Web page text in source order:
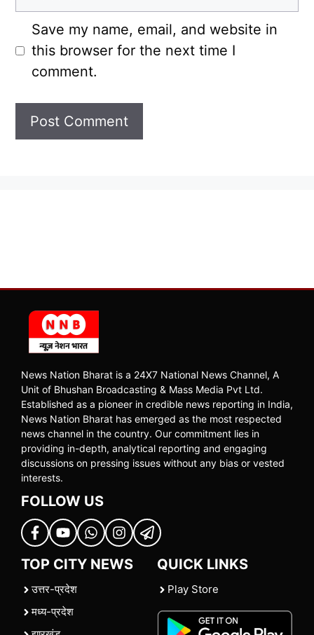
Save my name, email, and website in
this browser for the next time I
comment.
News Nation Bharat is a 24X7 National News Channel, A
Unit of Bhushan Broadcasting & Mass Media Pvt Ltd.
Established as a pioneer in credible news reporting in India,
News Nation Bharat has emerged as the most respected
news channel in the country. Our commitment lies in
providing in-depth, analytical reporting and engaging
discussions on pressing issues without any bias or vested
interests.
FOLLOW US
TOP CITY NEWS
उत्तर-प्रदेश
मध्य-प्रदेश
QUICK LINKS
Play Store